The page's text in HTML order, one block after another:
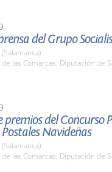
del Grupo
de las Comarcas. Diputación de
premios del Concurso
Navideñas
de las Comarcas. Diputación de